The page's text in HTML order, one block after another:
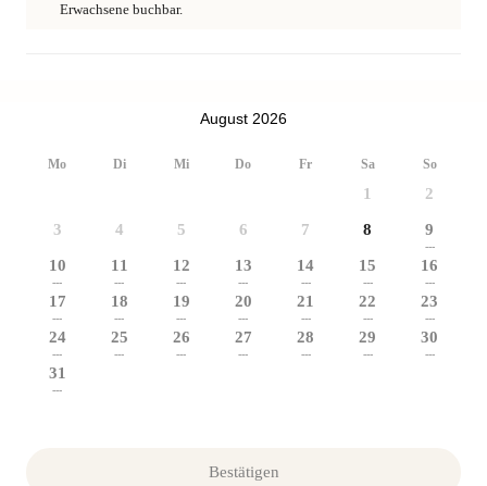
Erwachsene buchbar.
August 2026
Mo Di Mi Do Fr Sa So
1 2
3 4 5 6 7 8 9
---
10
---
11
---
12
---
13
---
14
---
15
---
16
---
17
---
18
---
19
---
20
---
21
---
22
---
23
---
24
---
25
---
26
---
27
---
28
---
29
---
30
---
31
---
Bestätigen